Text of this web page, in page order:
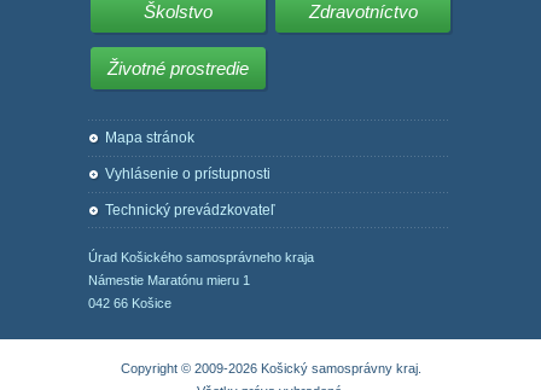
Školstvo Zdravotníctvo
Životné prostredie
Mapa stránok
Vyhlásenie o prístupnosti
Technický prevádzkovateľ
Úrad Košického samosprávneho kraja
Námestie Maratónu mieru 1
042 66 Košice
Copyright © 2009-2026 Košický samosprávny kraj.